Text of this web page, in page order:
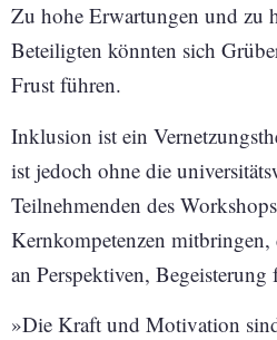
Zu hohe Erwartungen und zu
Beteiligten könnten sich
Frust führen.
Inklusion ist ein
ist jedoch ohne die
Teilnehmenden des
Kernkompetenzen
an Perspektiven,
»Die Kraft und Motivation